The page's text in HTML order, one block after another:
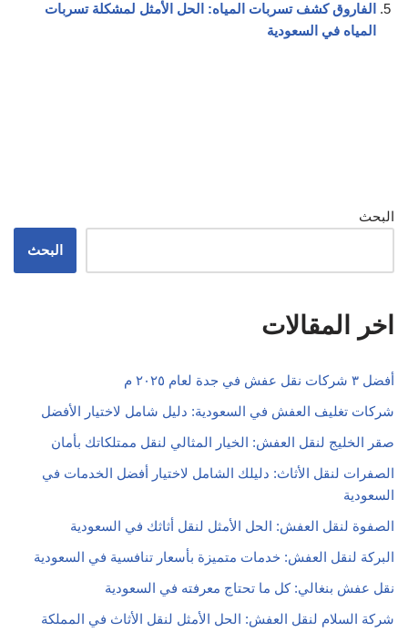
الفاروق كشف تسربات المياه: الحل الأمثل لمشكلة تسربات
المياه في السعودية
البحث
البحث
اخر المقالات
أفضل ٣ شركات نقل عفش في جدة لعام ٢٠٢٥ م
شركات تغليف العفش في السعودية: دليل شامل لاختيار الأفضل
صقر الخليج لنقل العفش: الخيار المثالي لنقل ممتلكاتك بأمان
الصفرات لنقل الأثاث: دليلك الشامل لاختيار أفضل الخدمات في
السعودية
الصفوة لنقل العفش: الحل الأمثل لنقل أثاثك في السعودية
البركة لنقل العفش: خدمات متميزة بأسعار تنافسية في السعودية
نقل عفش بنغالي: كل ما تحتاج معرفته في السعودية
شركة السلام لنقل العفش: الحل الأمثل لنقل الأثاث في المملكة